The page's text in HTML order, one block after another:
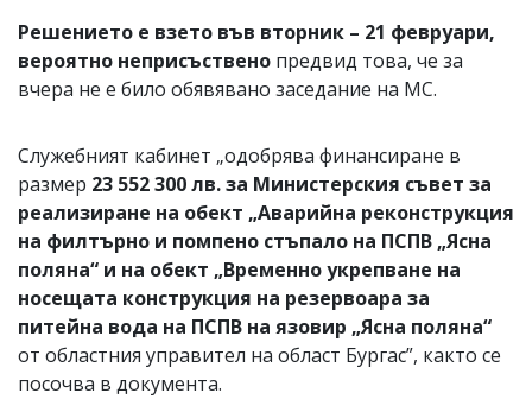
Решението е взето във вторник – 21 февруари,
вероятно неприсъствено предвид това, че за
вчера не е било обявявано заседание на МС.
Служебният кабинет „одобрява финансиране в
размер 23 552 300 лв. за Министерския съвет за
реализиране на обект „Аварийна реконструкция
на филтърно и помпено стъпало на ПСПВ „Ясна
поляна“ и на обект „Временно укрепване на
носещата конструкция на резервоара за
питейна вода на ПСПВ на язовир „Ясна поляна“
от областния управител на област Бургас”, както се
посочва в документа.